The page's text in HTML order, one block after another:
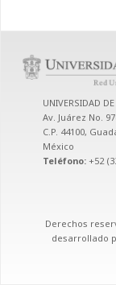
UNIVERSIDAD
Av. Juárez No.
C.P. 44100,
México
Teléfono: +52
Derechos
desarrollado